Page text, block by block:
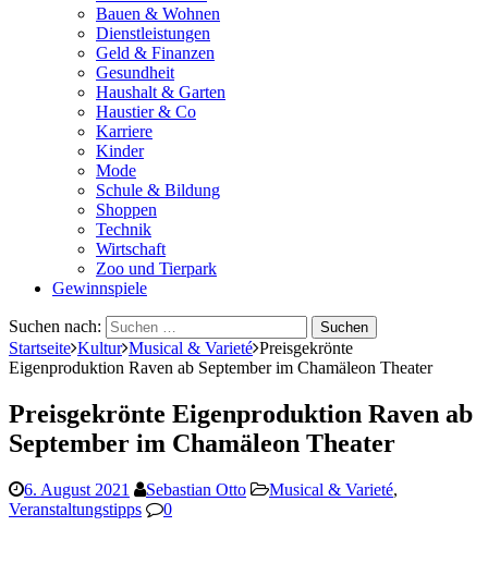
Bauen & Wohnen
Dienstleistungen
Geld & Finanzen
Gesundheit
Haushalt & Garten
Haustier & Co
Karriere
Kinder
Mode
Schule & Bildung
Shoppen
Technik
Wirtschaft
Zoo und Tierpark
Gewinnspiele
Suchen nach:
Startseite Kultur Musical & Varieté Preisgekrönte
Eigenproduktion Raven ab September im Chamäleon Theater
Preisgekrönte Eigenproduktion Raven ab
September im Chamäleon Theater
6. August 2021 Sebastian Otto Musical & Varieté,
Veranstaltungstipps
0